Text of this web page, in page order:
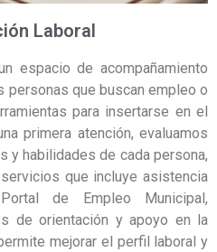
Laboral
espacio de acompañamiento
personas que buscan empleo o
para insertarse en el
primera atención, evaluamos
y habilidades de cada persona,
que incluye asistencia
de Empleo Municipal,
de orientación y apoyo en la
mejorar el perfil laboral y